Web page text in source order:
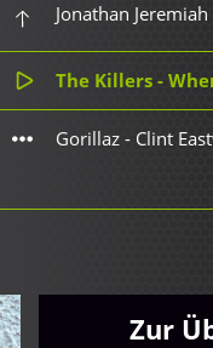
Jonathan
The Killers -
Gorillaz - Clint
Zur